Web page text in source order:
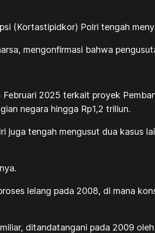
(Kortastipidkor) Polri tengah
mengonfirmasi bahwa
2025 terkait proyek
negara hingga Rp1,2 triliun.
juga tengah mengusut dua kasus
lelang pada 2008, di mana
ditandatangani pada 2009